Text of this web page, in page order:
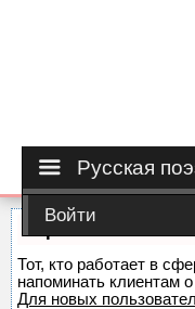
Русская
Войти
Тот, кто работает в
напоминать клиентам
Для новых